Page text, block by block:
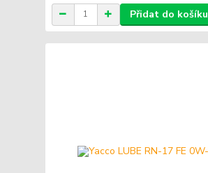
Přidat do košíku